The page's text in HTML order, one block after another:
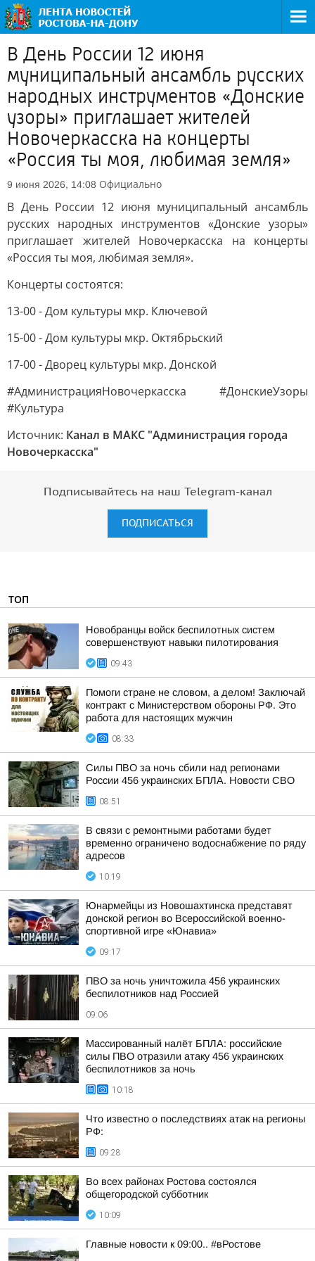
В День России 12 июня
муниципальный ансамбль русских
народных инструментов «Донские
узоры» приглашает жителей
Новочеркасска на концерты
«Россия ты моя, любимая земля»
9 июня 2026, 14:08 Официально
В День России 12 июня муниципальный ансамбль
русских народных инструментов «Донские узоры»
приглашает жителей Новочеркасска на концерты
«Россия ты моя, любимая земля».
Концерты состоятся:
13-00 - Дом культуры мкр. Ключевой
15-00 - Дом культуры мкр. Октябрьский
17-00 - Дворец культуры мкр. Донской
#АдминистрацияНовочеркасска #ДонскиеУзоры
#Культура
Источник: Канал в МАКС "Администрация города
Новочеркасска"
Подписывайтесь на наш Telegram-канал
ПОДПИСАТЬСЯ
ТОП
Новобранцы войск беспилотных систем
совершенствуют навыки пилотирования
09:43
Помоги стране не словом, а делом! Заключай
контракт с Министерством обороны РФ. Это
работа для настоящих мужчин
08:33
Силы ПВО за ночь сбили над регионами
России 456 украинских БПЛА. Новости СВО
08:51
В связи с ремонтными работами будет
временно ограничено водоснабжение по ряду
адресов
10:19
Юнармейцы из Новошахтинска представят
донской регион во Всероссийской военно-
спортивной игре «Юнавиа»
09:17
ПВО за ночь уничтожила 456 украинских
беспилотников над Россией
09:06
Массированный налёт БПЛА: российские
силы ПВО отразили атаку 456 украинских
беспилотников за ночь
10:18
Что известно о последствиях атак на регионы
РФ:
09:28
Во всех районах Ростова состоялся
общегородской субботник
10:09
Главные новости к 09:00.. #вРостове